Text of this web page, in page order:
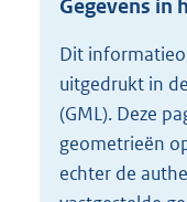
Gegevens in
Dit
uitgedrukt in
(GML). Deze
geometrieën
echter de